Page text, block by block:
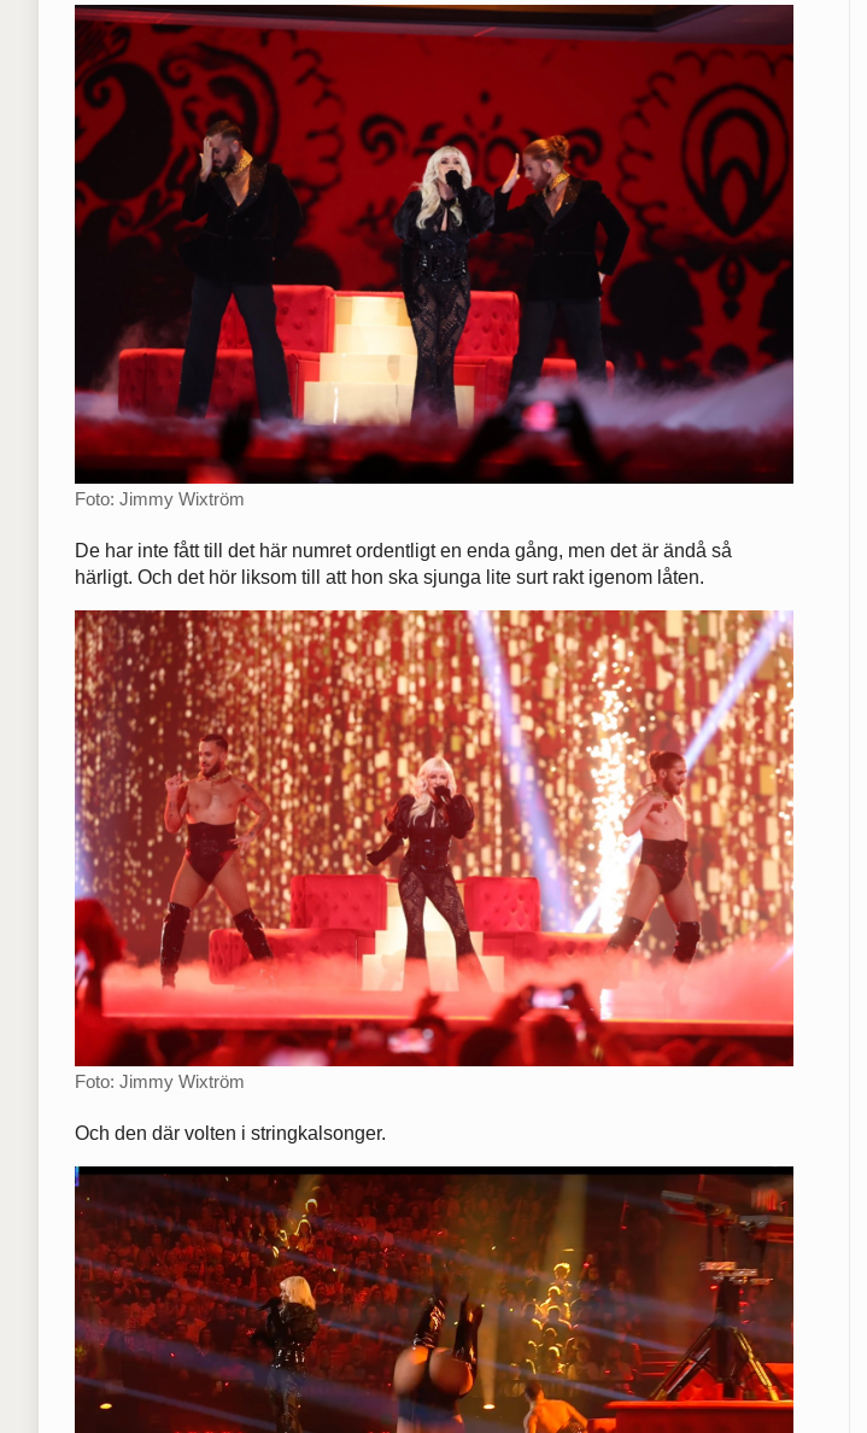
Foto: Jimmy Wixtröm
De har inte fått till det här numret ordentligt en enda gång, men det är ändå så
härligt. Och det hör liksom till att hon ska sjunga lite surt rakt igenom låten.
Foto: Jimmy Wixtröm
Och den där volten i stringkalsonger.